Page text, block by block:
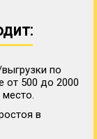
по
от 500 до 2000
в